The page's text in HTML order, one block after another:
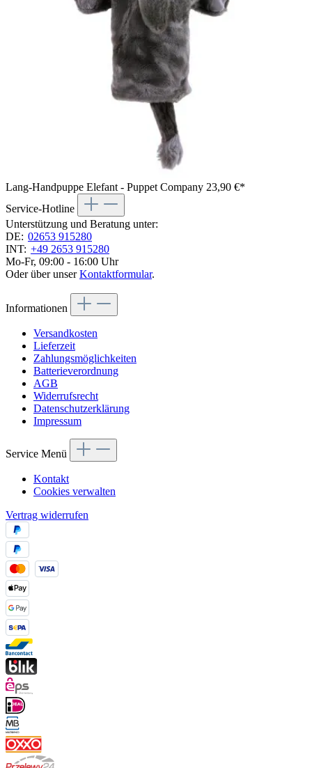
Lang-Handpuppe Elefant - Puppet Company 23,90 €*
Service-Hotline
Unterstützung und Beratung unter:
DE: 02653 915280
INT: +49 2653 915280
Mo-Fr, 09:00 - 16:00 Uhr
Oder über unserKontaktformular.
Informationen
Versandkosten
Lieferzeit
Zahlungsmöglichkeiten
Batterieverordnung
AGB
Widerrufsrecht
Datenschutzerklärung
Impressum
Service Menü
Kontakt
Cookies verwalten
Vertrag widerrufen